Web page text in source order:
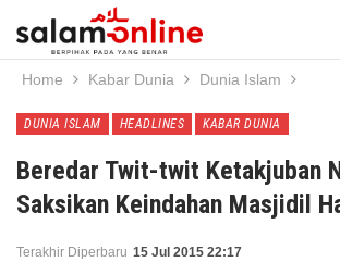
Home Kabar Dunia Dunia Islam
DUNIA ISLAM HEADLINES KABAR DUNIA
Beredar Twit-twit Ketakjuban
Saksikan Keindahan Masjidil
Terakhir Diperbaru 15 Jul 2015 22:17